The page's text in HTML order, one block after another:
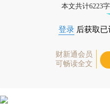
本文共计6223
登录 后获取
财新通会员
可畅读全文